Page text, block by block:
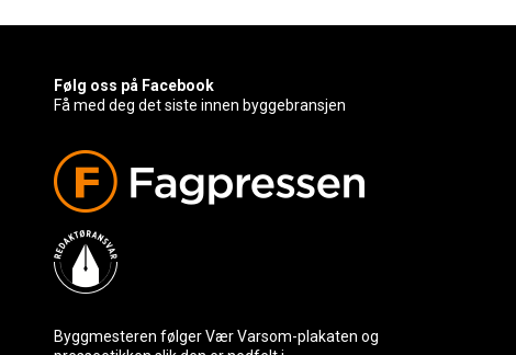
Følg oss på Facebook
Få med deg det siste innen byggebransjen
Byggmesteren følger Vær Varsom-plakaten og